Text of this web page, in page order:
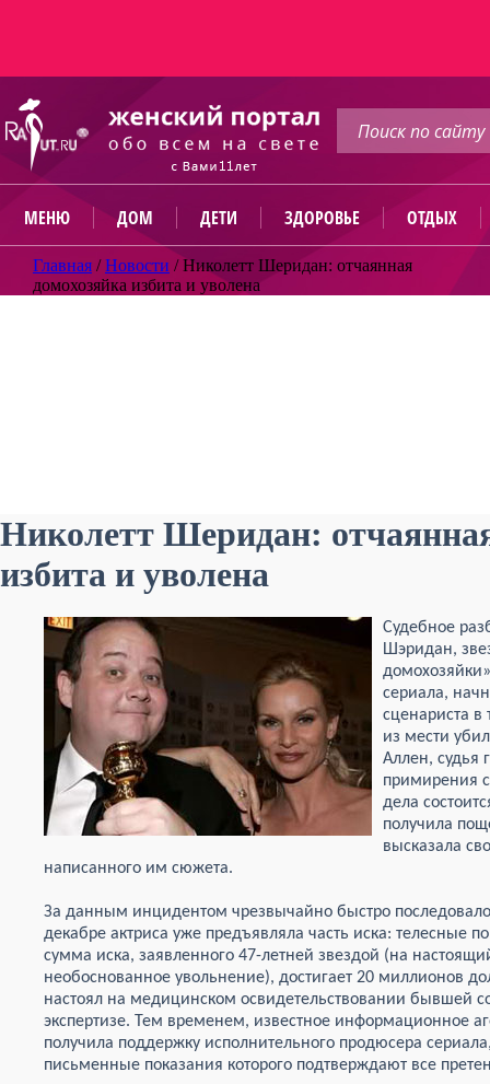
МЕНЮ ДОМ ДЕТИ ЗДОРОВЬЕ ОТДЫХ
Главная /Новости /Николетт Шеридан: отчаянная
домохозяйка избита и уволена
Николетт Шеридан:
избита и уволена
Судебное
Шэридан,
сериала,
сценариста в
из мести
Аллен, судья
примирения
дела
получила
высказала
написанного им сюжета.
За данным инцидентом чрезвычайно быстро
декабре актриса уже предъявляла часть иска: телесные
сумма иска, заявленного 47-летней звездой (на
необоснованное увольнение), достигает 20 миллионов
настоял на медицинском освидетельствовании бывшей
экспертизе. Тем временем, известное информационное
получила поддержку исполнительного продюсера
письменные показания которого подтверждают все